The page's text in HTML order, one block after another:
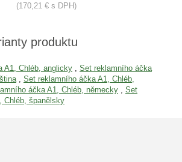
(170,21 € s DPH)
produktu
A1, Chléb, anglicky
Set reklamního áčka
Set reklamního áčka A1, Chléb,
áčka A1, Chléb, německy
Set
Chléb, španělsky